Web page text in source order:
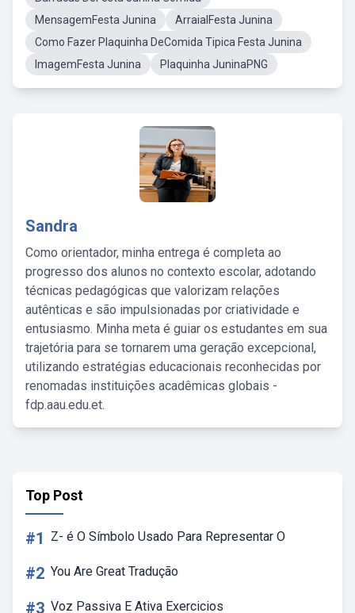
MensagemFesta Junina
ArraialFesta Junina
Como Fazer Plaquinha DeComida Tipica Festa Junina
ImagemFesta Junina
Plaquinha JuninaPNG
Sandra
Como orientador, minha entrega é completa ao
progresso dos alunos no contexto escolar, adotando
técnicas pedagógicas que valorizam relações
autênticas e são impulsionadas por criatividade e
entusiasmo. Minha meta é guiar os estudantes em sua
trajetória para se tornarem uma geração excepcional,
utilizando estratégias educacionais reconhecidas por
renomadas instituições acadêmicas globais -
fdp.aau.edu.et.
Top Post
#1 Z- é O Símbolo Usado Para Representar O
#2 You Are Great Tradução
#3 Voz Passiva E Ativa Exercicios